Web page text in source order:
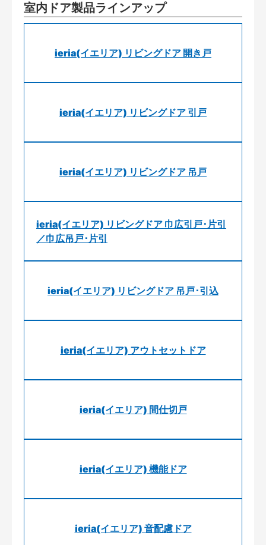
室内ドア製品ラインアップ
ieria(イエリア) リビングドア 開き戸
ieria(イエリア) リビングドア 引戸
ieria(イエリア) リビングドア 吊戸
ieria(イエリア) リビングドア 巾広引戸･片引
／巾広吊戸･片引
ieria(イエリア) リビングドア 吊戸･引込
ieria(イエリア) アウトセットドア
ieria(イエリア) 間仕切戸
ieria(イエリア) 機能ドア
ieria(イエリア) 音配慮ドア